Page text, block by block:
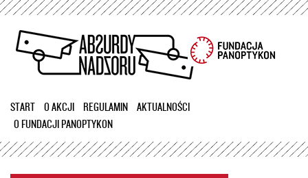
Przejdź
treści
START O AKCJI REGULAMIN
AKTUALNOŚCI
O FUNDACJI PANOPTYKON